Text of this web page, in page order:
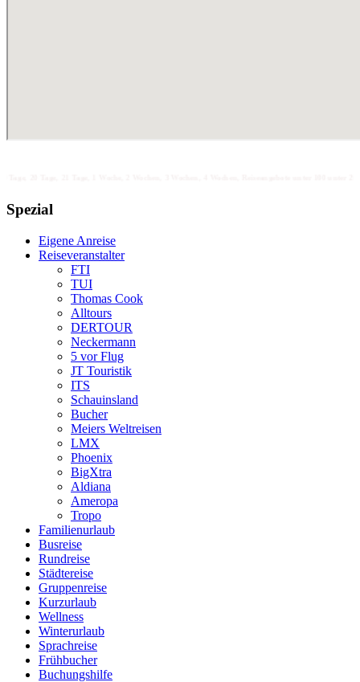
Spezial
Eigene Anreise
Reiseveranstalter
FTI
TUI
Thomas Cook
Alltours
DERTOUR
Neckermann
5 vor Flug
JT Touristik
ITS
Schauinsland
Bucher
Meiers Weltreisen
LMX
Phoenix
BigXtra
Aldiana
Ameropa
Tropo
Familienurlaub
Busreise
Rundreise
Städtereise
Gruppenreise
Kurzurlaub
Wellness
Winterurlaub
Sprachreise
Frühbucher
Buchungshilfe